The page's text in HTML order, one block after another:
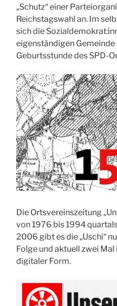
„Schutz“ einer
Reichstagswahl an. Im
sich die
eigenständigen Gemeinde
Geburtsstunde des SPD-
Die Ortsvereinszeitung
von 1976 bis 1994
2006 gibt es die „Uschi“
Folge und aktuell zwei
digitaler Form.